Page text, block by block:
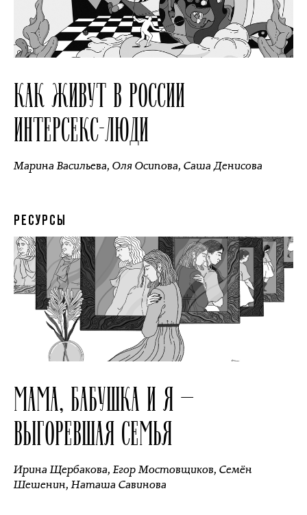
КАК ЖИВУТ В РОССИИ
ИНТЕРСЕКС-ЛЮДИ
Марина Васильева, Оля Осипова, Саша Денисова
РЕСУРСЫ
МАМА, БАБУШКА И Я —
ВЫГОРЕВШАЯ СЕМЬЯ
Ирина Щербакова,Егор Мостовщиков, Семён
Шешенин,Наташа Савинова